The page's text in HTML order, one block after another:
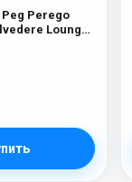
Peg Perego
Lounge